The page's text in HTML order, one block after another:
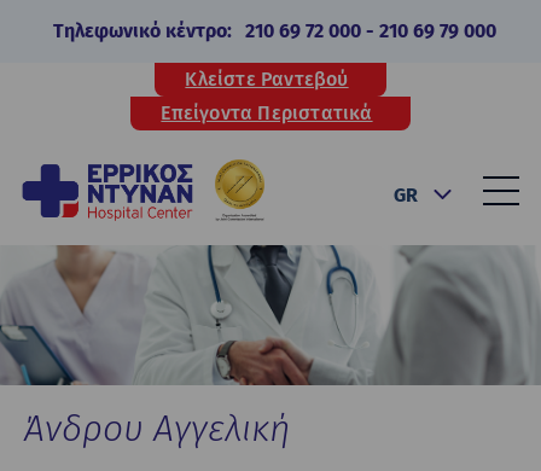
Τηλεφωνικό κέντρο: 210 69 72 000- 210 69 79 000
Κλείστε Ραντεβού
Επείγοντα Περιστατικά
GR
Άνδρου Αγγελική